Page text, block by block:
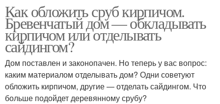
Как обложить сруб кирпичом.
Бревенчатый дом — обкладывать
кирпичом или отделывать
сайдингом?
Дом поставлен и законопачен. Но теперь у вас вопрос:
каким материалом отделывать дом? Одни советуют
обложить кирпичом, другие — отделать сайдингом. Что
больше подойдет деревянному срубу?